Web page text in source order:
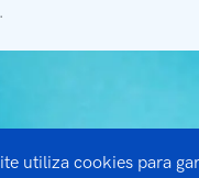
utiliza cookies para